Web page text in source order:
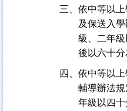
三、依中等以
及保送入
級、二年
後以六十分
四、依中等以
輔導辦法
年級以四